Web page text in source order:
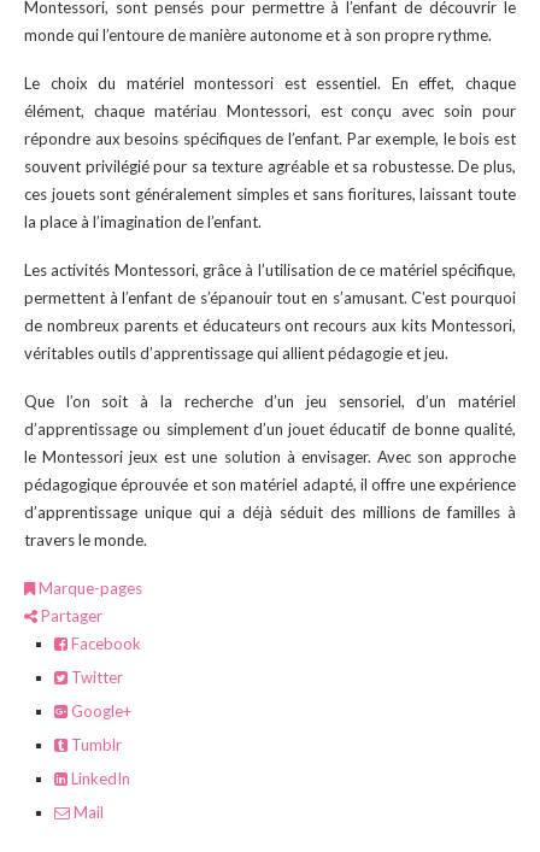
Montessori, sont pensés pour permettre à l’enfant de découvrir le
monde qui l’entoure de manière autonome et à son propre rythme.
Le choix du matériel montessori est essentiel. En effet, chaque
élément, chaque matériau Montessori, est conçu avec soin pour
répondre aux besoins spécifiques de l’enfant. Par exemple, le bois est
souvent privilégié pour sa texture agréable et sa robustesse. De plus,
ces jouets sont généralement simples et sans fioritures, laissant toute
la place à l’imagination de l’enfant.
Les activités Montessori, grâce à l’utilisation de ce matériel spécifique,
permettent à l’enfant de s’épanouir tout en s’amusant. C’est pourquoi
de nombreux parents et éducateurs ont recours aux kits Montessori,
véritables outils d’apprentissage qui allient pédagogie et jeu.
Que l’on soit à la recherche d’un jeu sensoriel, d’un matériel
d’apprentissage ou simplement d’un jouet éducatif de bonne qualité,
le Montessori jeux est une solution à envisager. Avec son approche
pédagogique éprouvée et son matériel adapté, il offre une expérience
d’apprentissage unique qui a déjà séduit des millions de familles à
travers le monde.
Marque-pages
Partager
Facebook
Twitter
Google+
Tumblr
LinkedIn
Mail